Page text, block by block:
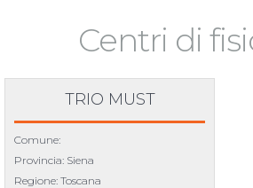
Centri di
TRIO MUST
Comune:
Provincia: Siena
Regione: Toscana